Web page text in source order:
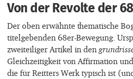
Von der Revolte der
Der oben erwähnte thematische
titelgebenden 68er-Bewegung.
zweiteiliger Artikel in den
Gleichzeitigkeit von Affirmation
die für Reitters Werk typisch ist